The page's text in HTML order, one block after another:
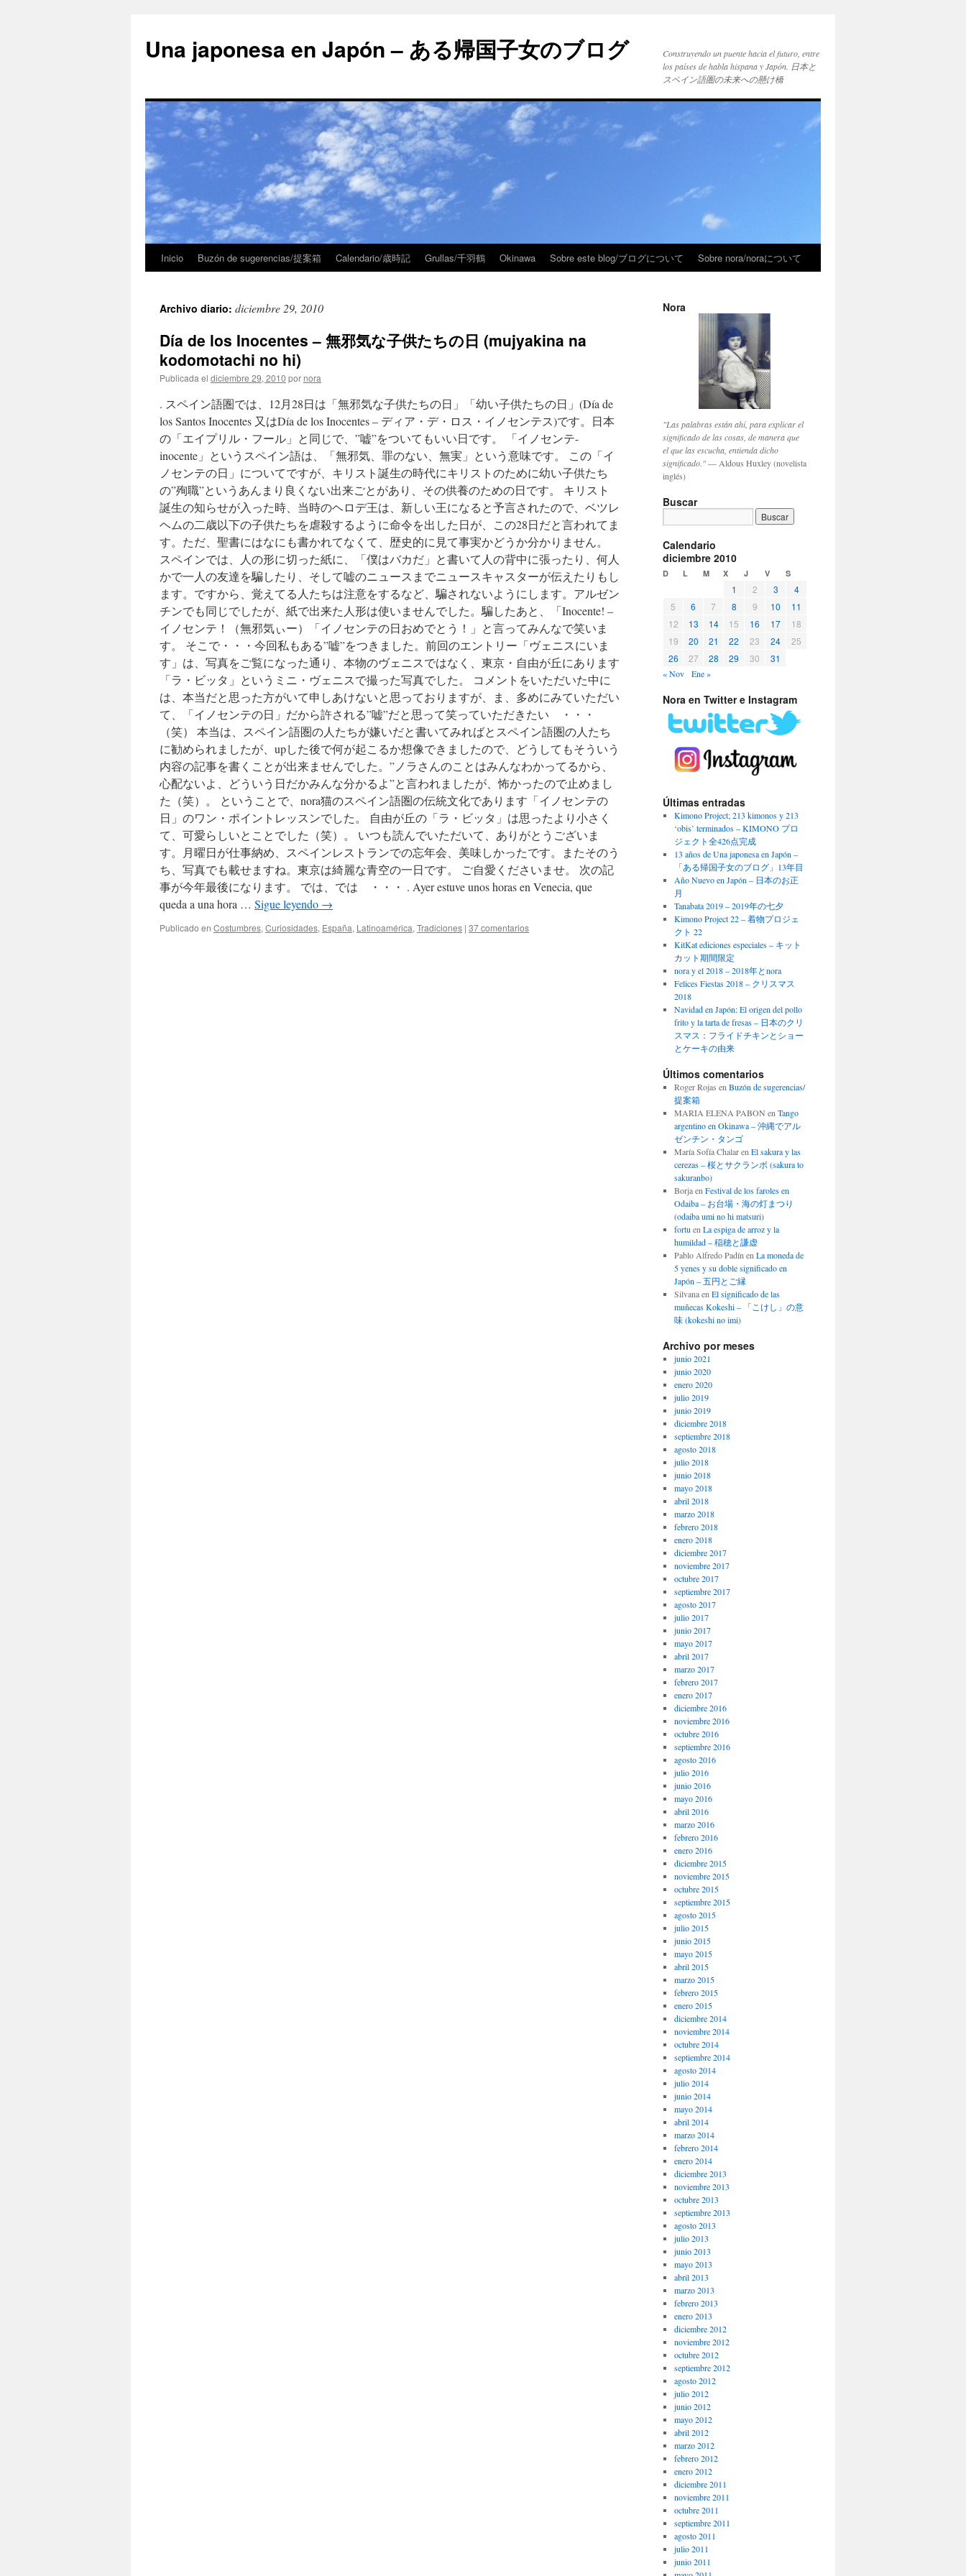
Una japonesa en Japón – ある帰国子女のブログ
Construyendo un puente hacia el futuro, entre
los países de habla hispana y Japón. 日本と
スペイン語圏の未来への懸け橋
Inicio Buzón de sugerencias/提案箱 Calendario/歳時記 Grullas/千羽鶴 Okinawa Sobre este blog/ブログについて Sobre nora/noraについて
Archivo diario: diciembre 29, 2010
Día de los Inocentes – 無邪気な子供たちの日 (mujyakina na
kodomotachi no hi)
Publicada el diciembre 29, 2010 por nora
. スペイン語圏では、12月28日は「無邪気な子供たちの日」「幼い子供たちの日」(Día de
los Santos Inocentes 又はDía de los Inocentes – ディア・デ・ロス・イノセンテス)です。日本
の「エイプリル・フール」と同じで、”嘘”をついてもいい日です。 「イノセンテ-
inocente」というスペイン語は、「無邪気、罪のない、無実」という意味です。 この「イ
ノセンテの日」についてですが、キリスト誕生の時代にキリストのために幼い子供たち
の”殉職”というあんまり良くない出来ごとがあり、その供養のための日です。 キリスト
誕生の知らせが入った時、当時のヘロデ王は、新しい王になると予言されたので、ベツレ
ヘムの二歳以下の子供たちを虐殺するように命令を出した日が、この28日だと言われてま
す。ただ、聖書にはなにも書かれてなくて、歴史的に見て事実かどうか分かりません。
スペインでは、人の形に切った紙に、「僕はバカだ」と書いて人の背中に張ったり、何人
かで一人の友達を騙したり、そして嘘のニュースまでニュースキャスターが伝えたりもし
ます。ですから、覚えてる人たちは注意をするなど、騙されないようにします。アルゼン
チンでも同じでしたが、紙で出来た人形は使いませんでした。騙したあと、「Inocente! –
イノセンテ！（無邪気ぃー）「イノセンテの日おめでとう！」と言ってみんなで笑いま
す。 そこで・・・今回私もある”嘘”をつきました。前回のエントリー「ヴェニスにいま
す」は、写真をご覧になった通り、本物のヴェニスではなく、東京・自由が丘にあります
「ラ・ビッタ」というミニ・ヴェニスで撮った写真でした。 コメントをいただいた中に
は、本当だと思った方がいて申しあけないと思っておりますが、ま、多めにみていただい
て、「イノセンテの日」だから許される”嘘”だと思って笑っていただきたい ・・・
（笑） 本当は、スペイン語圏の人たちが嫌いだと書いてみればとスペイン語圏の人たち
に勧められましたが、upした後で何が起こるか想像できましたので、どうしてもそういう
内容の記事を書くことが出来ませんでした。”ノラさんのことはみんなわかってるから、
心配ないよ、どういう日だかみんな分かるよ”と言われましたが、怖かったので止めまし
た（笑）。 ということで、nora猫のスペイン語圏の伝統文化であります「イノセンテの
日」のワン・ポイントレッスンでした。 自由が丘の「ラ・ビッタ」は思ったより小さく
て、可愛らしいとことでした（笑）。 いつも読んでいただいて、ありがとうございま
す。月曜日が仕事納め、スペインレストランでの忘年会、美味しかったです。またそのう
ち、写真でも載せますね。東京は綺麗な青空の一日です。 ご自愛くださいませ。 次の記
事が今年最後になります。 では、では ・・・ . Ayer estuve unos horas en Venecia, que
queda a una hora … Sigue leyendo →
Publicado en Costumbres, Curiosidades, España, Latinoamérica, Tradiciones | 37 comentarios
Nora
"Las palabras están ahí, para explicar el
significado de las cosas, de manera que
el que las escucha, entienda dicho
significado."— Aldous Huxley (novelista
inglés)
Buscar
Calendario
diciembre 2010
D L M X J V S
1 2 3
4
5
6 7 8 9 10
11
12
13 14 15 16 17
18
19
20 21 22 23 24
25
26
27 28 29 30 31
« Nov Ene »
Nora en Twitter e Instagram
Últimas entradas
Kimono Project; 213 kimonos y 213
‘obis’ terminados – KIMONO プロ
ジェクト全426点完成
13 años de Una japonesa en Japón –
「ある帰国子女のブログ」13年目
Año Nuevo en Japón – 日本のお正
月
Tanabata 2019 – 2019年の七夕
Kimono Project 22 – 着物プロジェ
クト 22
KitKat ediciones especiales – キット
カット期間限定
nora y el 2018 – 2018年とnora
Felices Fiestas 2018 – クリスマス
2018
Navidad en Japón: El origen del pollo
frito y la tarta de fresas – 日本のクリ
スマス：フライドチキンとショー
とケーキの由来
Últimos comentarios
Roger Rojas en Buzón de sugerencias/
提案箱
MARIA ELENA PABON en Tango
argentino en Okinawa – 沖縄でアル
ゼンチン・タンゴ
María Sofía Chalaren El sakura y las
cerezas – 桜とサクランボ (sakura to
sakuranbo)
Borjaen Festival de los faroles en
Odaiba – お台場・海の灯まつり
(odaiba umi no hi matsuri)
fortu en La espiga de arroz y la
humildad – 稲穂と謙虚
Pablo Alfredo Padín en La moneda de
5 yenes y su doble significado en
Japón – 五円とご縁
Silvanaen El significado de las
muñecas Kokeshi – 「こけし」の意
味 (kokeshi no imi)
Archivo por meses
junio 2021
junio 2020
enero 2020
julio 2019
junio 2019
diciembre 2018
septiembre 2018
agosto 2018
julio 2018
junio 2018
mayo 2018
abril 2018
marzo 2018
febrero 2018
enero 2018
diciembre 2017
noviembre 2017
octubre 2017
septiembre 2017
agosto 2017
julio 2017
junio 2017
mayo 2017
abril 2017
marzo 2017
febrero 2017
enero 2017
diciembre 2016
noviembre 2016
octubre 2016
septiembre 2016
agosto 2016
julio 2016
junio 2016
mayo 2016
abril 2016
marzo 2016
febrero 2016
enero 2016
diciembre 2015
noviembre 2015
octubre 2015
septiembre 2015
agosto 2015
julio 2015
junio 2015
mayo 2015
abril 2015
marzo 2015
febrero 2015
enero 2015
diciembre 2014
noviembre 2014
octubre 2014
septiembre 2014
agosto 2014
julio 2014
junio 2014
mayo 2014
abril 2014
marzo 2014
febrero 2014
enero 2014
diciembre 2013
noviembre 2013
octubre 2013
septiembre 2013
agosto 2013
julio 2013
junio 2013
mayo 2013
abril 2013
marzo 2013
febrero 2013
enero 2013
diciembre 2012
noviembre 2012
octubre 2012
septiembre 2012
agosto 2012
julio 2012
junio 2012
mayo 2012
abril 2012
marzo 2012
febrero 2012
enero 2012
diciembre 2011
noviembre 2011
octubre 2011
septiembre 2011
agosto 2011
julio 2011
junio 2011